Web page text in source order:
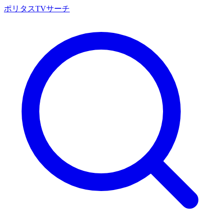
ポリタスTVサーチ